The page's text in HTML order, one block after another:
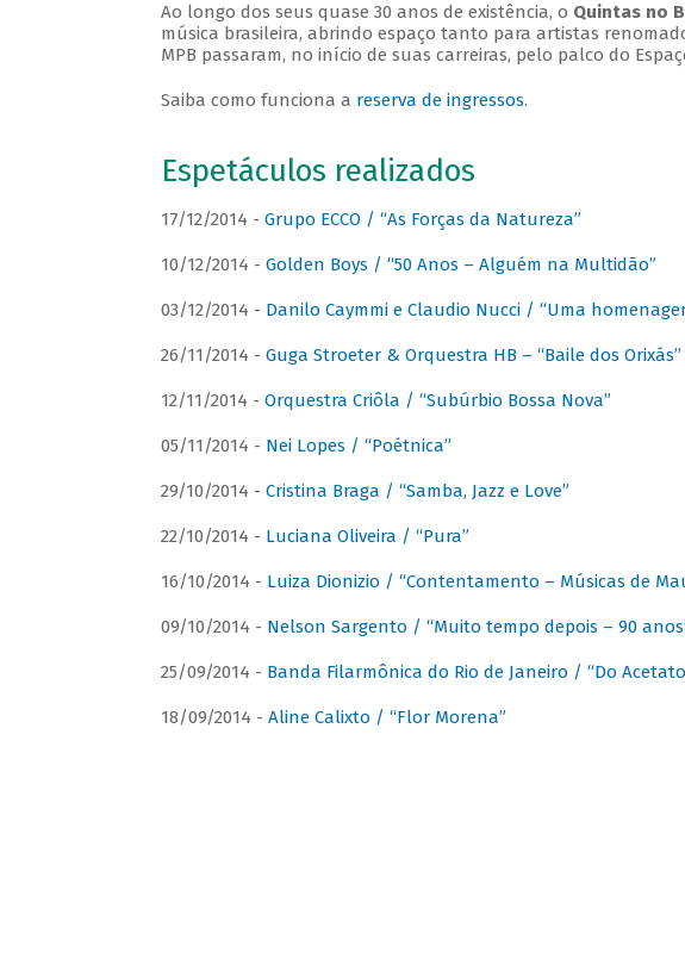
Ao longo dos seus quase 30 anos de existência, o Quintas no
música brasileira, abrindo espaço tanto para artistas
MPB passaram, no início de suas carreiras, pelo palco do
Saiba como funciona a reserva de ingressos.
Espetáculos realizados
17/12/2014 - Grupo ECCO / “As Forças da Natureza”
10/12/2014 - Golden Boys / “50 Anos – Alguém na Multidão”
03/12/2014 - Danilo Caymmi e Claudio Nucci / “Uma
26/11/2014 - Guga Stroeter & Orquestra HB – “Baile dos Orixás”
12/11/2014 - Orquestra Criôla / “Subúrbio Bossa Nova”
05/11/2014 - Nei Lopes / “Poétnica”
29/10/2014 - Cristina Braga / “Samba, Jazz e Love”
22/10/2014 - Luciana Oliveira / “Pura”
16/10/2014 - Luiza Dionizio / “Contentamento – Músicas de
09/10/2014 - Nelson Sargento / “Muito tempo depois – 90
25/09/2014 - Banda Filarmônica do Rio de Janeiro / “Do
18/09/2014 - Aline Calixto / “Flor Morena”